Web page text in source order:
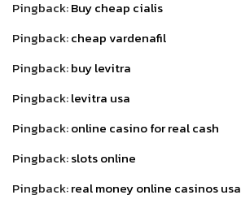
Pingback:Buy cheap cialis
Pingback:cheap vardenafil
Pingback:buy levitra
Pingback:levitra usa
Pingback:online casino for real cash
Pingback:slots online
Pingback:real money online casinos usa